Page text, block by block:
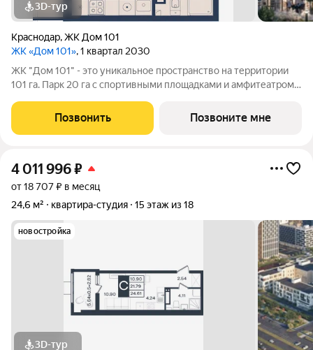
3D-тур
Краснодар,ЖК Дом 101
ЖК «Дом 101», 1 квартал 2030
ЖК "Дом 101" - это уникальное пространство на территории
101 га. Парк 20 га с спортивными площадками и амфитеатром.
дворовые территории с детскими площадками и зонами
отдыха создают комфортную
Позвонить Позвоните мне
4 011 996₽
от 18 707 ₽ в месяц
24,6 м²
квартира-студия 15 этаж из 18
новостройка
3D-тур